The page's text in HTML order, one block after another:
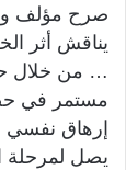
صرح مؤلف
يناقش أثر
… من خلال
مستمر في
إرهاق نفسي
يصل لمرحلة